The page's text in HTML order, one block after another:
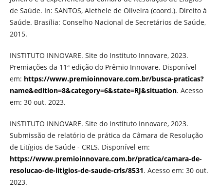
de Saúde. In: SANTOS, Alethele de Oliveira (coord.). Direito à
Saúde. Brasília: Conselho Nacional de Secretários de Saúde,
2015.
INSTITUTO INNOVARE. Site do Instituto Innovare, 2023.
Premiações da 11ª edição do Prêmio Innovare. Disponível
em: https://www.premioinnovare.com.br/busca-praticas?
name&edition=8&category=6&state=RJ&situation. Acesso
em: 30 out. 2023.
INSTITUTO INNOVARE. Site do Instituto Innovare, 2023.
Submissão de relatório de prática da Câmara de Resolução
de Litígios de Saúde - CRLS. Disponível em:
https://www.premioinnovare.com.br/pratica/camara-de-
resolucao-de-litigios-de-saude-crls/8531. Acesso em: 30 out.
2023.